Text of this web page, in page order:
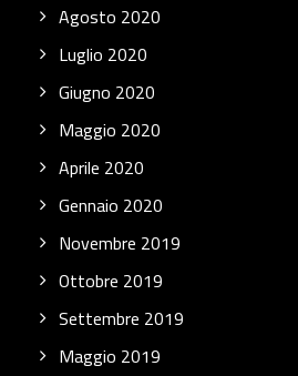
Agosto 2020
Luglio 2020
Giugno 2020
Maggio 2020
Aprile 2020
Gennaio 2020
Novembre 2019
Ottobre 2019
Settembre 2019
Maggio 2019